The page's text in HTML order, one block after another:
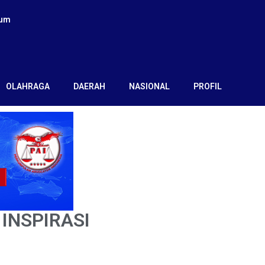
OLAHRAGA DAERAH NASIONAL PROFIL